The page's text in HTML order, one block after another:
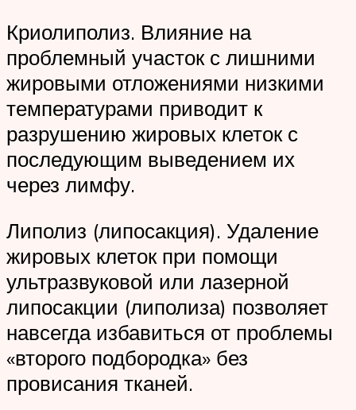
Криолиполиз. Влияние на
проблемный участок с лишними
жировыми отложениями низкими
температурами приводит к
разрушению жировых клеток с
последующим выведением их
через лимфу.
Липолиз (липосакция). Удаление
жировых клеток при помощи
ультразвуковой или лазерной
липосакции (липолиза) позволяет
навсегда избавиться от проблемы
«второго подбородка» без
провисания тканей.